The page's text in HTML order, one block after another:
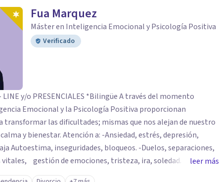
Fua Marquez
Máster en Inteligencia Emocional y Psicología Positiva
Verificado
*Bilingüe A través del momento
Emocional y la Psicología Positiva proporcionan
y bienestar. Atención a: -Ansiedad, estrés, depresión,
Autoestima, inseguridades, bloqueos. -Duelos, separaciones,
vitales, gestión de emociones, tristeza, ira, soledad. Si deseas
determinada o realizar cambios en tu vida, el asesoramiento
leer más